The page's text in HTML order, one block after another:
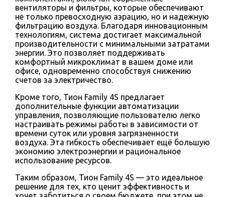
вентиляторы и фильтры, которые обеспечивают
не только превосходную аэрацию, но и надежную
фильтрацию воздуха. Благодаря инновационным
технологиям, система достигает максимальной
производительности с минимальными затратами
энергии. Это позволяет поддерживать
комфортный микроклимат в вашем доме или
офисе, одновременно способствуя снижению
счетов за электричество.
Кроме того, Тион Family 4S предлагает
дополнительные функции автоматизации
управления, позволяющие пользователю легко
настраивать режимы работы в зависимости от
времени суток или уровня загрязненности
воздуха. Эта гибкость обеспечивает ещё большую
экономию электроэнергии и рациональное
использование ресурсов.
Таким образом, Тион Family 4S — это идеальное
решение для тех, кто ценит эффективность и